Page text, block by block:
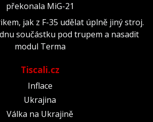
překonala MiG-21
jak z F-35 udělat úplně jiný stroj.
součástku pod trupem a nasadit
modul Terma
Tiscali.cz
Inflace
Ukrajina
Válka na Ukrajině